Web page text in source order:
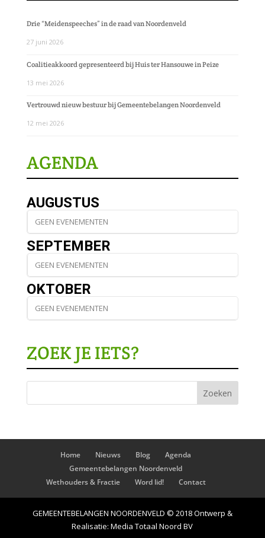
Drie “Meidenspeeches” in de raad van Noordenveld
27 juni 2026
Coalitieakkoord gepresenteerd bij Huis ter Hansouwe in Peize
13 mei 2026
Vertrouwd nieuw bestuur bij Gemeentebelangen Noordenveld
12 mei 2026
AGENDA
AUGUSTUS
GEEN EVENEMENTEN
SEPTEMBER
GEEN EVENEMENTEN
OKTOBER
GEEN EVENEMENTEN
ZOEK JE IETS?
Home Nieuws Blog
Agenda
Gemeentebelangen Noordenveld
Wethouders & Fractie
Word lid! Contact
GEMEENTEBELANGEN NOORDENVELD © 2018 Ontwerp &
Realisatie: Media Totaal Noord BV